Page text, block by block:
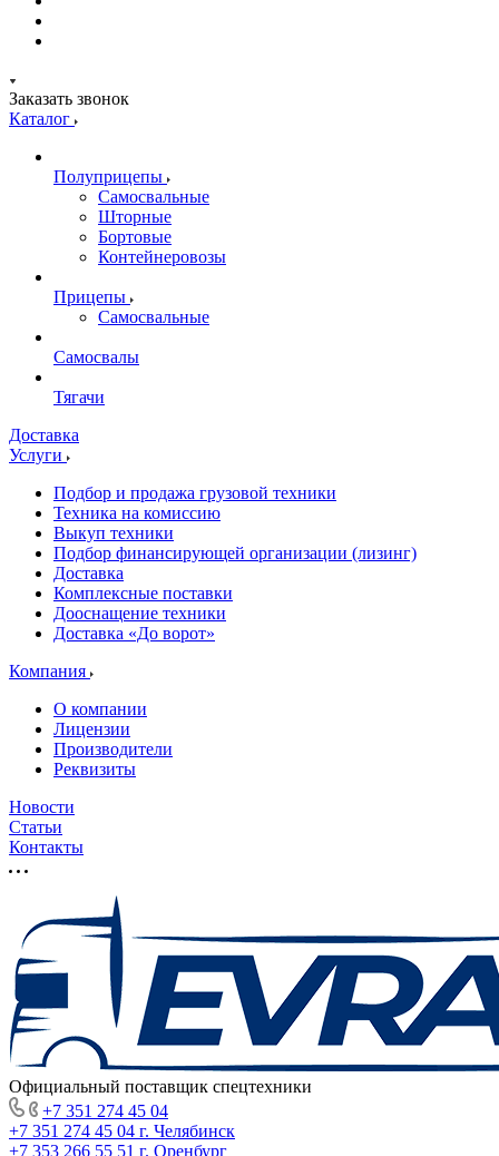
Заказать звонок
Каталог
Полуприцепы
Самосвальные
Шторные
Бортовые
Контейнеровозы
Прицепы
Самосвальные
Самосвалы
Тягачи
Доставка
Услуги
Подбор и продажа грузовой техники
Техника на комиссию
Выкуп техники
Подбор финансирующей организации (лизинг)
Доставка
Комплексные поставки
Дооснащение техники
Доставка «До ворот»
Компания
О компании
Лицензии
Производители
Реквизиты
Новости
Статьи
Контакты
Официальный поставщик спецтехники
+7 351 274 45 04
+7 351 274 45 04 г. Челябинск
+7 353 266 55 51 г. Оренбург